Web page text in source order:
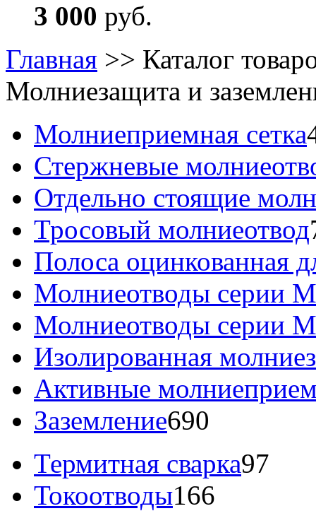
3 000 руб.
Главная >> Каталог
Молниезащита и
Молниеприемная сетка
Стержневые
Отдельно стоящие
Тросовый молниеотвод
Полоса оцинкованная
Молниеотводы серии
Молниеотводы серии
Изолированная
Активные
Заземление690
Термитная сварка97
Токоотводы166